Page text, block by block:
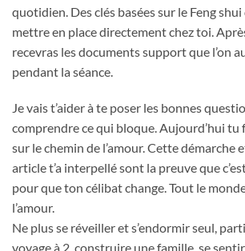
quotidien. Des clés basées sur le Feng
mettre en place directement chez toi.
recevras les documents support que l’on
pendant la séance.
Je vais t’aider à te poser les bonnes
comprendre ce qui bloque. Aujourd’hui tu
sur le chemin de l’amour. Cette démarche
article t’a interpellé sont la preuve que
pour que ton célibat change. Tout le
l’amour.
Ne plus se réveiller et s’endormir seul,
voyage à 2, construire une famille, se